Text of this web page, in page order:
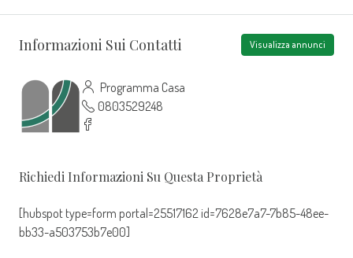
Informazioni Sui Contatti Visualizza annunci
Programma Casa
0803529248
Richiedi Informazioni Su Questa Proprietà
[hubspot type=form portal=25517162 id=7628e7a7-7b85-48ee-
bb33-a503753b7e00]